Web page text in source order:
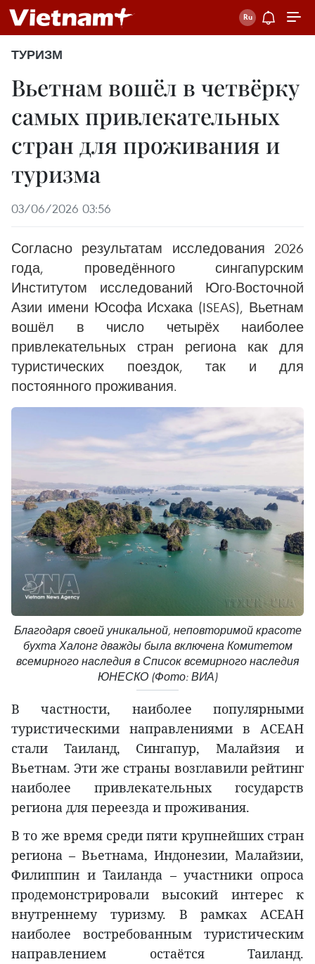
ТУРИЗМ
Вьетнам вошёл в четвёрку
самых привлекательных
стран для проживания и
туризма
03/06/2026 03:56
Согласно результатам исследования 2026
года, проведённого сингапурским
Институтом исследований Юго-Восточной
Азии имени Юсофа Исхака (ISEAS), Вьетнам
вошёл в число четырёх наиболее
привлекательных стран региона как для
туристических поездок, так и для
постоянного проживания.
Благодаря своей уникальной, неповторимой красоте
бухта Халонг дважды была включена Комитетом
всемирного наследия в Список всемирного наследия
ЮНЕСКО (Фото: ВИА)
В частности, наиболее популярными
туристическими направлениями в АСЕАН
стали Таиланд, Сингапур, Малайзия и
Вьетнам. Эти же страны возглавили рейтинг
наиболее привлекательных государств
региона для переезда и проживания.
В то же время среди пяти крупнейших стран
региона – Вьетнама, Индонезии, Малайзии,
Филиппин и Таиланда – участники опроса
продемонстрировали высокий интерес к
внутреннему туризму. В рамках АСЕАН
наиболее востребованным туристическим
направлением остаётся Таиланд.